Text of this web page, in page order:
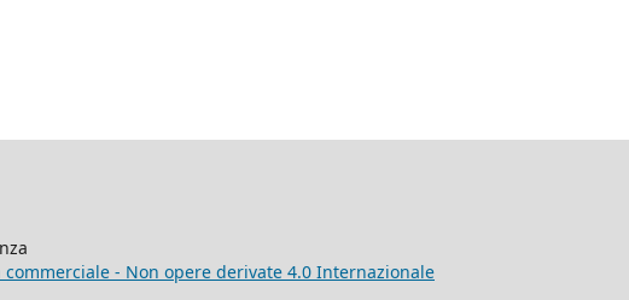
- Non opere derivate 4.0 Internazionale